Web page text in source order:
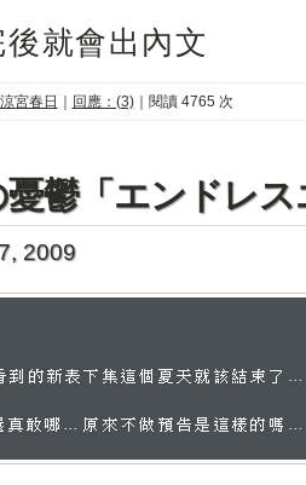
就會出內文
涼宮春日 回應：(3)｜閱讀 4765 次
鬱「エンドレ
2009